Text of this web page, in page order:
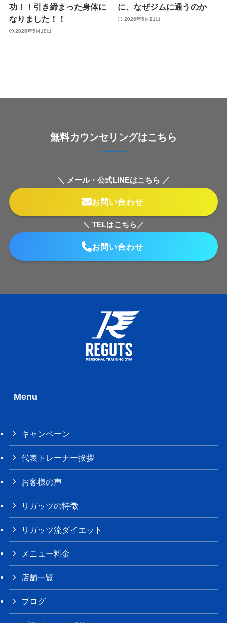
功！！引き締まった身体に
なりました！！
2026年5月18日
に、なぜジムに通うのか
2026年5月11日
無料カウンセリングはこちら
＼ メール・公式LINEはこちら ／
お問い合わせ
＼ TELはこちら／
お問い合わせ
Menu
キャンペーン
代表トレーナー挨拶
お客様の声
リガッツの特徴
リガッツ流ダイエット
メニュー料金
店舗一覧
ブログ